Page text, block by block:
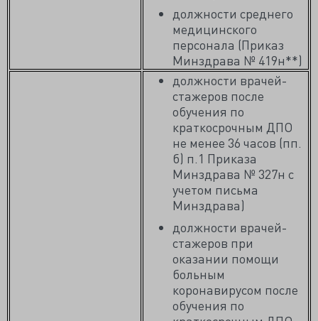
должности среднего
медицинского
персонала (Приказ
Минздрава № 419н**)
должности врачей-
стажеров после
обучения по
краткосрочным ДПО
не менее 36 часов (пп.
б) п.1 Приказа
Минздрава № 327н с
учетом письма
Минздрава)
должности врачей-
стажеров при
оказании помощи
больным
коронавирусом после
обучения по